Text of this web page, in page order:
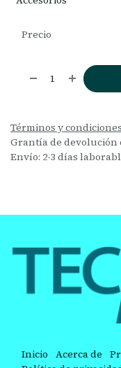
Precio
Términos y condiciones
Grantía de devolución
Envío: 2-3 días
Inicio Acerca de